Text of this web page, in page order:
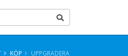
KÖP UPPGRADERA